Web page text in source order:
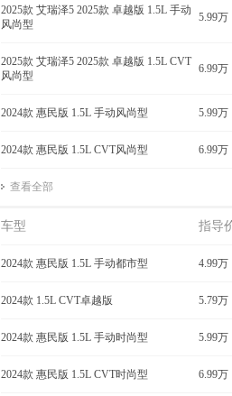
2025款 艾瑞泽5 2025款 卓越版 1.5L 手动
风尚型
5.99万
2025款 艾瑞泽5 2025款 卓越版 1.5L CVT
风尚型
6.99万
2024款 惠民版 1.5L 手动风尚型 5.99万
2024款 惠民版 1.5L CVT风尚型 6.99万
查看全部
车型 指导
2024款 惠民版 1.5L 手动都市型 4.99万
2024款 1.5L CVT卓越版 5.79万
2024款 惠民版 1.5L 手动时尚型 5.99万
2024款 惠民版 1.5L CVT时尚型 6.99万